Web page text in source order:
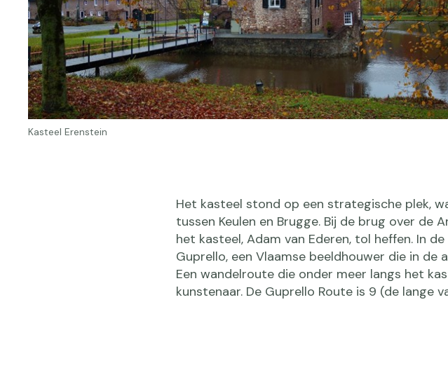
Kasteel Erenstein
Het kasteel stond op een strategische plek,
tussen Keulen en Brugge. Bij de brug over de
het kasteel, Adam van Ederen, tol heffen. In
Guprello, een Vlaamse beeldhouwer die in
Een wandelroute die onder meer langs het
kunstenaar. De Guprello Route is 9 (de lange